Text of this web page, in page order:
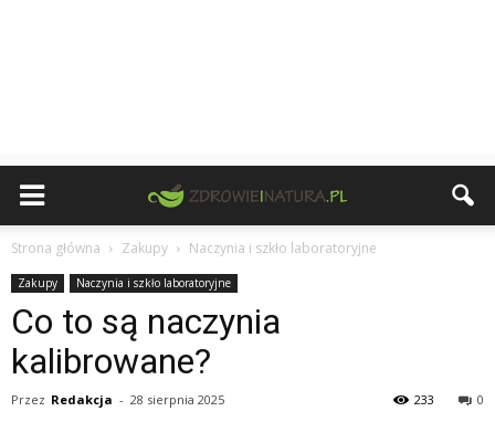
Strona główna Zakupy Naczynia i szkło laboratoryjne
Zakupy Naczynia i szkło laboratoryjne
Co to są naczynia
kalibrowane?
Przez Redakcja - 28 sierpnia 2025 0
233